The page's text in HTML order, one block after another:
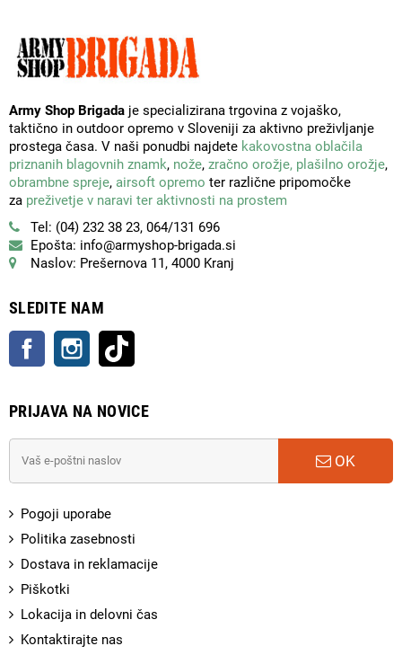
Army Shop Brigada je specializirana trgovina z vojaško,
taktično in outdoor opremo v Sloveniji za aktivno preživljanje
prostega časa. V naši ponudbi najdete kakovostna oblačila
priznanih blagovnih znamk, nože, zračno orožje, plašilno orožje,
obrambne spreje, airsoft opremo ter različne pripomočke
za preživetje v naravi ter aktivnosti na prostem
Tel: (04) 232 38 23, 064/131 696
Epošta: info@armyshop-brigada.si
Naslov: Prešernova 11, 4000 Kranj
SLEDITE NAM
FacebookInstagram
PRIJAVA NA NOVICE
OK
Pogoji uporabe
Politika zasebnosti
Dostava in reklamacije
Piškotki
Lokacija in delovni čas
Kontaktirajte nas